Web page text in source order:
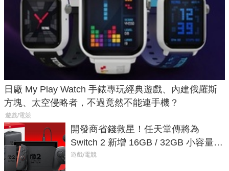
日廠 My Play Watch 手錶專玩經典遊戲、內建俄羅斯
方塊、太空侵略者，不過竟然不能連手機？
遊戲/電競
開發商省錢救星！任天堂傳將為
Switch 2 新增 16GB / 32GB 小容量遊
戲卡的選擇
遊戲/電競